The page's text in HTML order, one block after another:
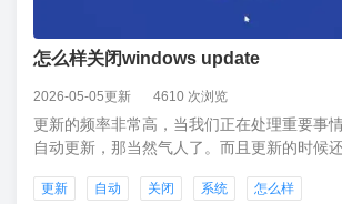
怎么样关闭windows update
2026-05-05更新 4610 次浏览
更新的频率非常高，当我们正在处理重要事
自动更新，那当然气人了。而且更新的时候
体验感就不好了，不仅如此，有的人的电脑
更新 自动 关闭 系统 怎么样